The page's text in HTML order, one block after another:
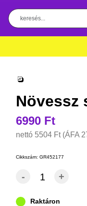
Növessz
6990 Ft
nettó 5504 Ft (ÁFA
Cikkszám: GR452177
- +
Raktáron